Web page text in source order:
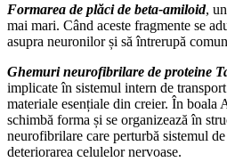
Formarea de plăci de beta-amiloid,
mai mari. Când aceste fragmente se
asupra neuronilor și să întrerupă
Ghemuri neurofibrilare de proteine
implicate în sistemul intern de
materiale esențiale din creier. În boala
schimbă forma și se organizează în
neurofibrilare care perturbă sistemul
deteriorarea celulelor nervoase.